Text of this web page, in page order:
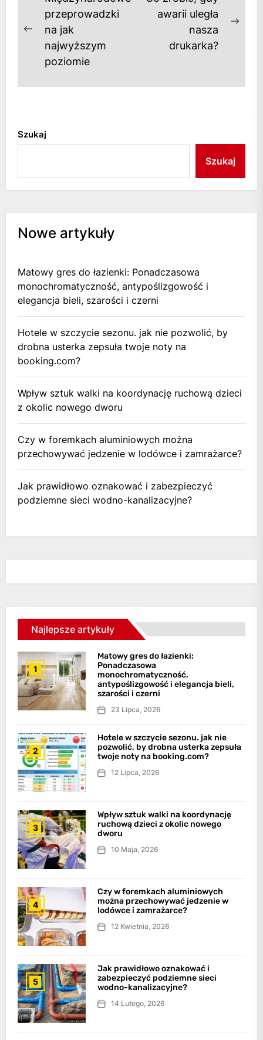
wpisu
Previous
post:
przeprowadzki
na jak
najwyższym
poziomie
awarii uległa
nasza
drukarka?
Szukaj
Szukaj
Nowe artykuły
Matowy gres do łazienki: Ponadczasowa
monochromatyczność, antypoślizgowość i
elegancja bieli, szarości i czerni
Hotele w szczycie sezonu. jak nie pozwolić, by
drobna usterka zepsuła twoje noty na
booking.com?
Wpływ sztuk walki na koordynację ruchową dzieci
z okolic nowego dworu
Czy w foremkach aluminiowych można
przechowywać jedzenie w lodówce i zamrażarce?
Jak prawidłowo oznakować i zabezpieczyć
podziemne sieci wodno-kanalizacyjne?
Najlepsze artykuły
1
Matowy gres do łazienki:
Ponadczasowa
monochromatyczność,
antypoślizgowość i elegancja bieli,
szarości i czerni
23 Lipca, 2026
2
Hotele w szczycie sezonu. jak nie
pozwolić, by drobna usterka zepsuła
twoje noty na booking.com?
12 Lipca, 2026
3
Wpływ sztuk walki na koordynację
ruchową dzieci z okolic nowego
dworu
10 Maja, 2026
4
Czy w foremkach aluminiowych
można przechowywać jedzenie w
lodówce i zamrażarce?
12 Kwietnia, 2026
5
Jak prawidłowo oznakować i
zabezpieczyć podziemne sieci
wodno-kanalizacyjne?
14 Lutego, 2026